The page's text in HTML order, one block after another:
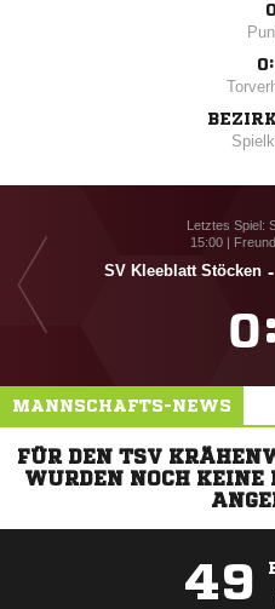
0
Letztes Spiel:
15:00 |
SV Kleeblatt Stöcken -
:
MANNSCHAFTS-NEWS
FÜR DEN TSV
WURDEN NOCH
49